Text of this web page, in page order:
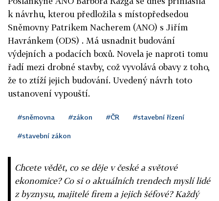
k návrhu, kterou předložila s místopředsedou
Sněmovny Patrikem Nacherem (ANO) s Jiřím
Havránkem (ODS) . Má usnadnit budování
výdejních a podacích boxů. Novela je naproti tomu
řadí mezi drobné stavby, což vyvolává obavy z toho,
že to ztíží jejich budování. Uvedený návrh toto
ustanovení vypouští.
#sněmovna #zákon #ČR #stavební řízení
#stavební zákon
Chcete vědět, co se děje v české a světové
ekonomice? Co si o aktuálních trendech myslí lidé
z byznysu, majitelé firem a jejich šéfové? Každý